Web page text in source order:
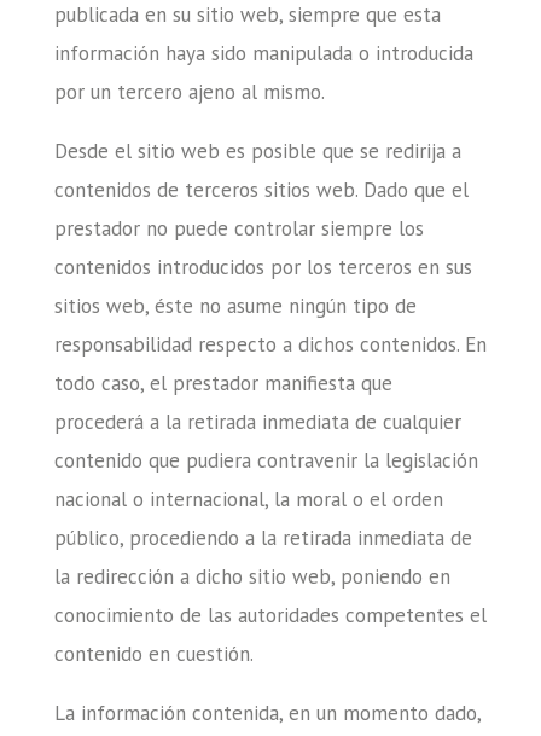
publicada en su sitio web, siempre que esta
información haya sido manipulada o introducida
por un tercero ajeno al mismo.
Desde el sitio web es posible que se redirija a
contenidos de terceros sitios web. Dado que el
prestador no puede controlar siempre los
contenidos introducidos por los terceros en sus
sitios web, éste no asume ningún tipo de
responsabilidad respecto a dichos contenidos. En
todo caso, el prestador manifiesta que
procederá a la retirada inmediata de cualquier
contenido que pudiera contravenir la legislación
nacional o internacional, la moral o el orden
público, procediendo a la retirada inmediata de
la redirección a dicho sitio web, poniendo en
conocimiento de las autoridades competentes el
contenido en cuestión.
La información contenida, en un momento dado,